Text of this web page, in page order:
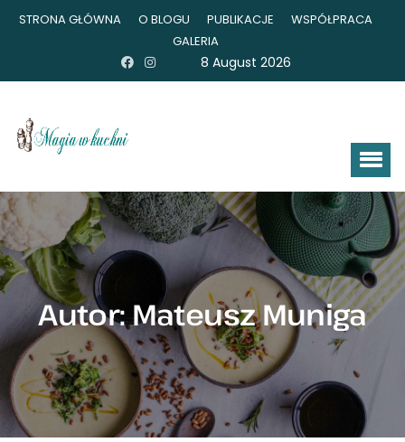
STRONA GŁÓWNA O BLOGU PUBLIKACJE
WSPÓŁPRACA
GALERIA
8 August 2026
Autor:Mateusz Muniga